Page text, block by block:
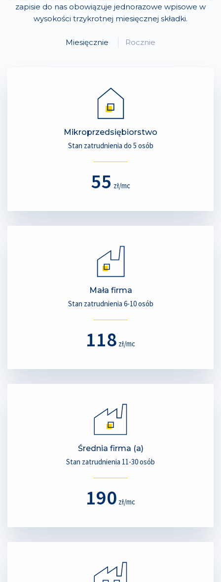
zapisie do nas obowiązuje jednorazowe wpisowe w
wysokości trzykrotnej miesięcznej składki.
Miesięcznie Rocznie
Mikroprzedsiębiorstwo
Stan zatrudnienia do 5 osób
55 zł/mc
Mała firma
Stan zatrudnienia 6-10 osób
118 zł/mc
Średnia firma (a)
Stan zatrudnienia 11-30 osób
190 zł/mc